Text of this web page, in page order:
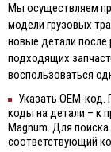
Мы осуществляем
модели грузовых
новые детали
подходящих
воспользоваться
Указать OEM-
коды на детали – к
Magnum. Для
соответствующий